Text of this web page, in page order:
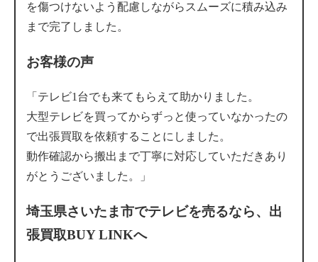
を傷つけないよう配慮しながらスムーズに積み込み
まで完了しました。
お客様の声
「テレビ1台でも来てもらえて助かりました。
大型テレビを買ってからずっと使っていなかったの
で出張買取を依頼することにしました。
動作確認から搬出まで丁寧に対応していただきあり
がとうございました。」
埼玉県さいたま市でテレビを売るなら、出
張買取BUY LINKへ